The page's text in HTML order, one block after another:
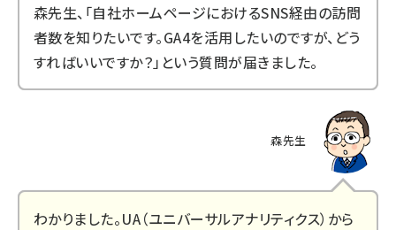
森先生、「自社ホームページにおけるSNS経由の訪問
者数を知りたいです。GA4を活用したいのですが、どう
すればいいですか？」という質問が届きました。
森先生
わかりました。UA（ユニバーサルアナリティクス）から